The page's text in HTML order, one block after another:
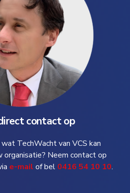
contact op
TechWacht van VCS kan
organisatie? Neem contact op
e-mail of bel 0416 54 10 10.